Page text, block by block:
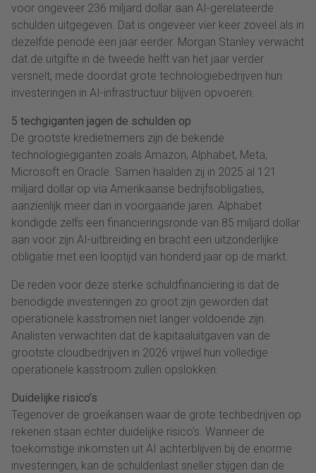
voor ongeveer 236 miljard dollar aan AI-gerelateerde
schulden uitgegeven. Dat is ongeveer vier keer zoveel als in
dezelfde periode een jaar eerder. Morgan Stanley verwacht
dat de uitgifte in de tweede helft van het jaar verder
versnelt, mede doordat grote technologiebedrijven hun
investeringen in AI-infrastructuur blijven opvoeren.
5 techgiganten jagen de schulden op
De grootste kredietnemers zijn de bekende
technologiegiganten zoals Amazon, Alphabet, Meta,
Microsoft en Oracle. Samen haalden zij in 2025 al 121
miljard dollar op via Amerikaanse bedrijfsobligaties,
aanzienlijk meer dan in voorgaande jaren. Alphabet
kondigde zelfs een financieringsronde van 85 miljard dollar
aan voor zijn AI-uitbreiding en bracht een uitzonderlijke
obligatie met een looptijd van honderd jaar op de markt.
De reden voor deze sterke schuldfinanciering is dat de
benodigde investeringen zo groot zijn geworden dat
operationele kasstromen niet langer voldoende zijn.
Analisten verwachten dat de kapitaaluitgaven van de
grootste cloudbedrijven in 2026 vrijwel hun volledige
operationele kasstroom zullen opslokken.
Duidelijke risico’s
Tegenover de groeikansen waar de grote techbedrijven op
rekenen staan echter duidelijke risico’s. Wanneer de
toekomstige inkomsten uit AI achterblijven bij de enorme
investeringen, kan de schuldenlast sneller stijgen dan de